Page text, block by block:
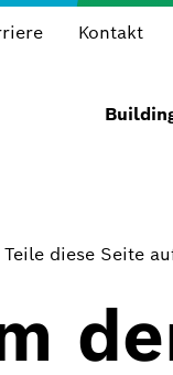
Kontakt
Teile diese Seite